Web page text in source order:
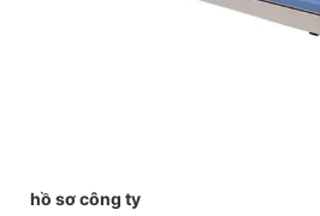
hồ sơ công ty